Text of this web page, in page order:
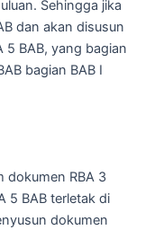
Sehingga jika
dan akan disusun
5 BAB, yang bagian
bagian BAB I
dokumen RBA 3
5 BAB terletak di
dokumen